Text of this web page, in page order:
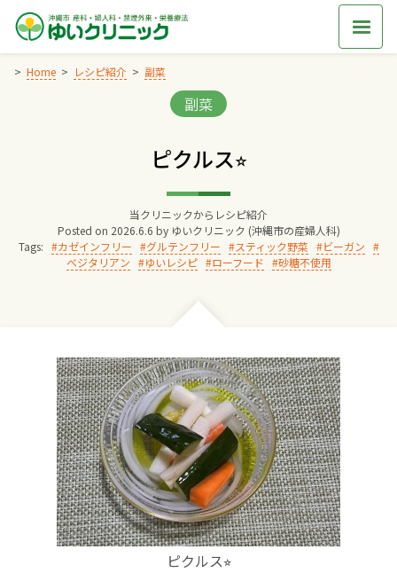
Skip
content
Home レシピ紹介 副菜
Categories:
副菜
ピクルス⭐︎
当クリニックからレシピ紹介
Posted on 2026.6.6 by ゆいクリニック (沖縄市の産婦人科)
Tags:
カゼインフリー グルテンフリー スティック野菜
ビーガン
ベジタリアン
ゆいレシピ ローフード 砂糖不使用
ピクルス⭐︎
院長からのごあいさつ
妊婦健診
お産について
親と子の結びつき支援
母乳育児